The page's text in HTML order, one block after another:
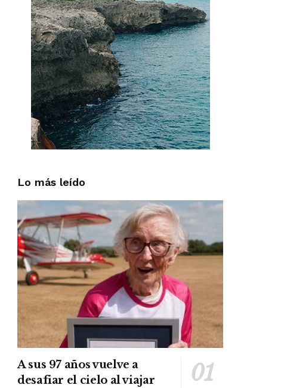
Lo más leído
A sus 97 años vuelve a
desafiar el cielo al viajar